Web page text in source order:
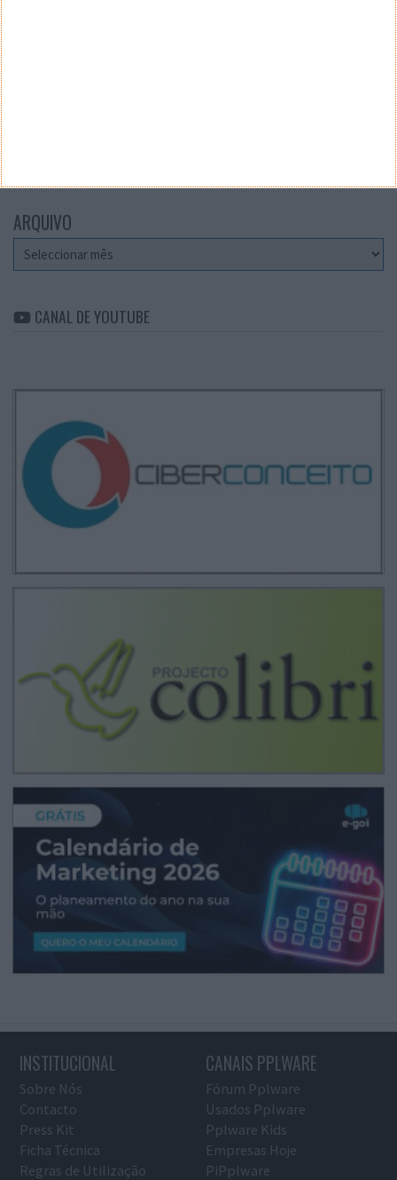
ARQUIVO
Arquivo
CANAL DE YOUTUBE
INSTITUCIONAL
Sobre Nós
Contacto
Press Kit
Ficha Técnica
Regras de Utilização
CANAIS PPLWARE
Fórum Pplware
Usados Pplware
Pplware Kids
Empresas Hoje
PiPplware